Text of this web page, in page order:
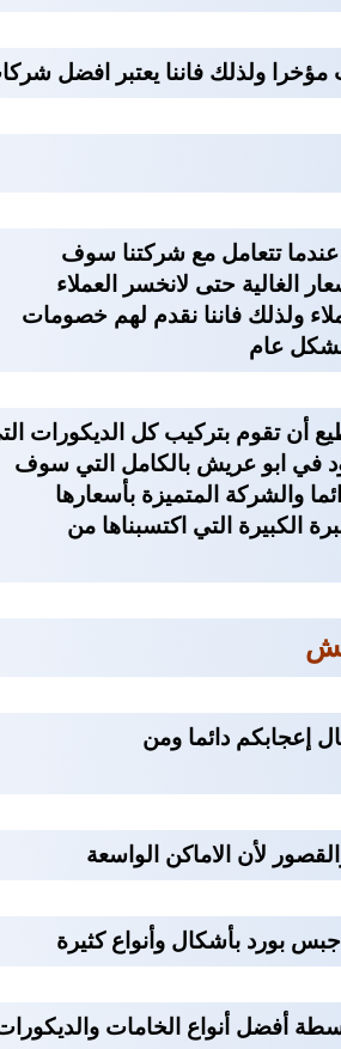
ولذلك فاننا يعتبر افضل
عندما تتعامل مع شركتنا سوف
الغالية حتى لانخسر العملاء
ولذلك فاننا نقدم لهم خصومات
عام
أن تقوم بتركيب كل الديكورات
في ابو عريش بالكامل التي سوف
والشركة المتميزة بأسعارها
الكبيرة التي اكتسبناها من
إعجابكم دائما ومن
لأن الاماكن الواسعة
بورد بأشكال وأنواع كثيرة
أفضل أنواع الخامات